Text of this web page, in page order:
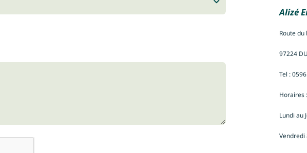
Alizé
Route du
97224
Tel :
Horaires :
Lundi au
Vendredi